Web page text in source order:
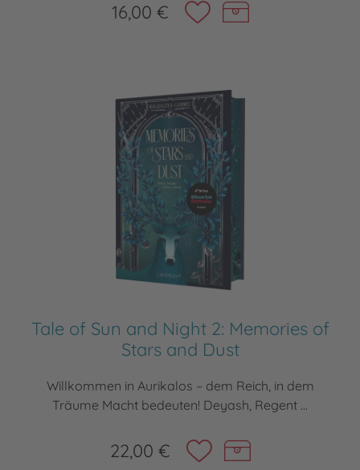
16,00 €
Tale of Sun and Night 2: Memories of
Stars and Dust
Willkommen in Aurikalos – dem Reich, in dem
Träume Macht bedeuten! Deyash, Regent ...
22,00 €